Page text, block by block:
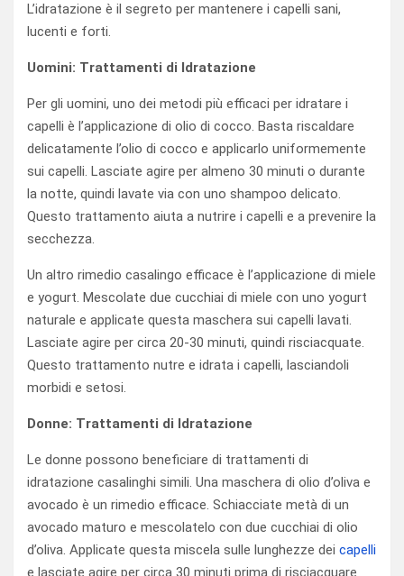
L’idratazione è il segreto per mantenere i capelli sani,
lucenti e forti.
Uomini: Trattamenti di Idratazione
Per gli uomini, uno dei metodi più efficaci per idratare i
capelli è l’applicazione di olio di cocco. Basta riscaldare
delicatamente l’olio di cocco e applicarlo uniformemente
sui capelli. Lasciate agire per almeno 30 minuti o durante
la notte, quindi lavate via con uno shampoo delicato.
Questo trattamento aiuta a nutrire i capelli e a prevenire la
secchezza.
Un altro rimedio casalingo efficace è l’applicazione di miele
e yogurt. Mescolate due cucchiai di miele con uno yogurt
naturale e applicate questa maschera sui capelli lavati.
Lasciate agire per circa 20-30 minuti, quindi risciacquate.
Questo trattamento nutre e idrata i capelli, lasciandoli
morbidi e setosi.
Donne: Trattamenti di Idratazione
Le donne possono beneficiare di trattamenti di
idratazione casalinghi simili. Una maschera di olio d’oliva e
avocado è un rimedio efficace. Schiacciate metà di un
avocado maturo e mescolatelo con due cucchiai di olio
d’oliva. Applicate questa miscela sulle lunghezze dei capelli
e lasciate agire per circa 30 minuti prima di risciacquare